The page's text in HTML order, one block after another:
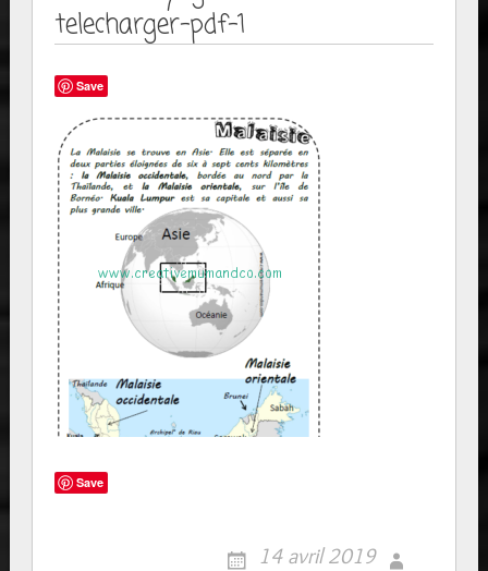
telecharger-pdf-1
Save
Save
14 avril 2019